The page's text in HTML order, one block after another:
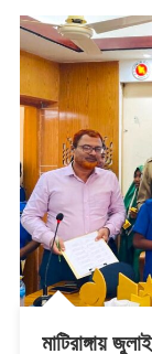
মাটিরাঙ্গায়